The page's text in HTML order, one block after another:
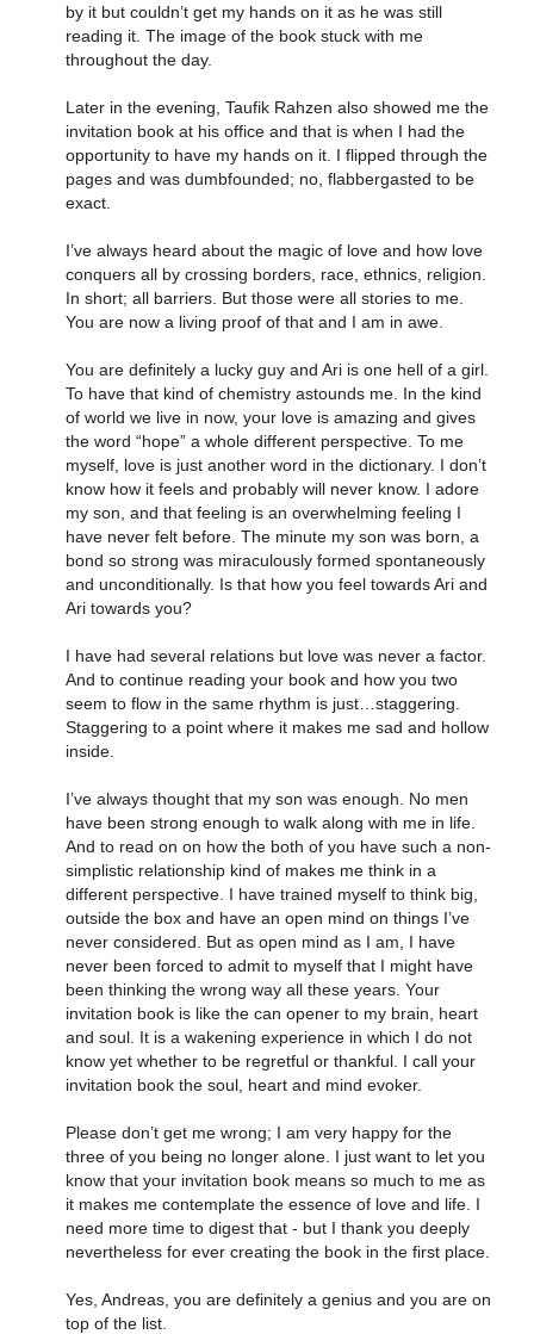
by it but couldn’t get my hands on it as he was still
reading it. The image of the book stuck with me
throughout the day.
Later in the evening, Taufik Rahzen also showed me the
invitation book at his office and that is when I had the
opportunity to have my hands on it. I flipped through the
pages and was dumbfounded; no, flabbergasted to be
exact.
I’ve always heard about the magic of love and how love
conquers all by crossing borders, race, ethnics, religion.
In short; all barriers. But those were all stories to me.
You are now a living proof of that and I am in awe.
You are definitely a lucky guy and Ari is one hell of a girl.
To have that kind of chemistry astounds me. In the kind
of world we live in now, your love is amazing and gives
the word “hope” a whole different perspective. To me
myself, love is just another word in the dictionary. I don’t
know how it feels and probably will never know. I adore
my son, and that feeling is an overwhelming feeling I
have never felt before. The minute my son was born, a
bond so strong was miraculously formed spontaneously
and unconditionally. Is that how you feel towards Ari and
Ari towards you?
I have had several relations but love was never a factor.
And to continue reading your book and how you two
seem to flow in the same rhythm is just…staggering.
Staggering to a point where it makes me sad and hollow
inside.
I’ve always thought that my son was enough. No men
have been strong enough to walk along with me in life.
And to read on on how the both of you have such a non-
simplistic relationship kind of makes me think in a
different perspective. I have trained myself to think big,
outside the box and have an open mind on things I’ve
never considered. But as open mind as I am, I have
never been forced to admit to myself that I might have
been thinking the wrong way all these years. Your
invitation book is like the can opener to my brain, heart
and soul. It is a wakening experience in which I do not
know yet whether to be regretful or thankful. I call your
invitation book the soul, heart and mind evoker.
Please don’t get me wrong; I am very happy for the
three of you being no longer alone. I just want to let you
know that your invitation book means so much to me as
it makes me contemplate the essence of love and life. I
need more time to digest that - but I thank you deeply
nevertheless for ever creating the book in the first place.
Yes, Andreas, you are definitely a genius and you are on
top of the list.